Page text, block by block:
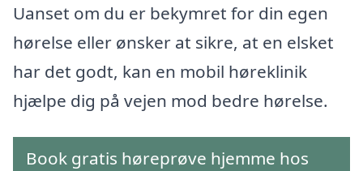
Uanset om du er bekymret for din egen
hørelse eller ønsker at sikre, at en elsket
har det godt, kan en mobil høreklinik
hjælpe dig på vejen mod bedre hørelse.
Book gratis høreprøve hjemme hos